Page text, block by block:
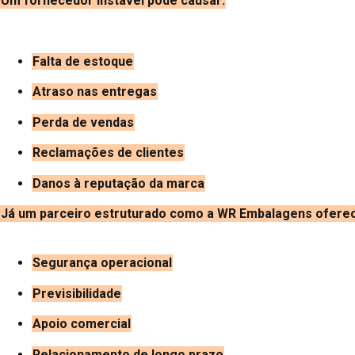
Falta de estoque
Atraso nas entregas
Perda de vendas
Reclamações de clientes
Danos à reputação da marca
Já um parceiro estruturado como a WR Embalagens
Segurança operacional
Previsibilidade
Apoio comercial